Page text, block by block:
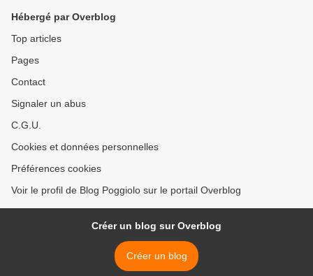
Hébergé par Overblog
Top articles
Pages
Contact
Signaler un abus
C.G.U.
Cookies et données personnelles
Préférences cookies
Voir le profil de Blog Poggiolo sur le portail Overblog
Créer un blog sur Overblog
Créer un blog